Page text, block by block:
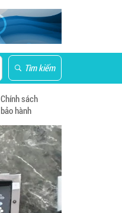
Tìm kiếm
Chính sách
bảo hành